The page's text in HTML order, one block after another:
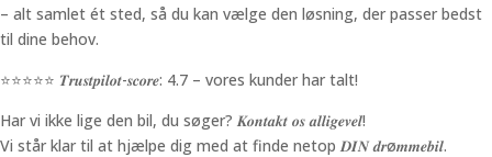
– alt samlet ét sted, så du kan vælge den løsning, der passer bedst
til dine behov.
⭐️⭐️⭐️⭐️⭐️ 𝑻𝒓𝒖𝒔𝒕𝒑𝒊𝒍𝒐𝒕-𝒔𝒄𝒐𝒓𝒆: 4.7 – vores kunder har talt!
Har vi ikke lige den bil, du søger? 𝑲𝒐𝒏𝒕𝒂𝒌𝒕 𝒐𝒔 𝒂𝒍𝒍𝒊𝒈𝒆𝒗𝒆𝒍!
Vi står klar til at hjælpe dig med at finde netop 𝑫𝑰𝑵 𝒅𝒓ø𝒎𝒎𝒆𝒃𝒊𝒍.